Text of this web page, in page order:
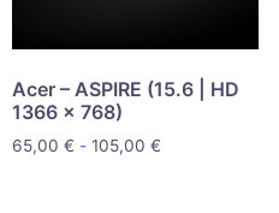
Acer – ASPIRE (15.6 | HD
1366 x 768)
65,00 € - 105,00 €